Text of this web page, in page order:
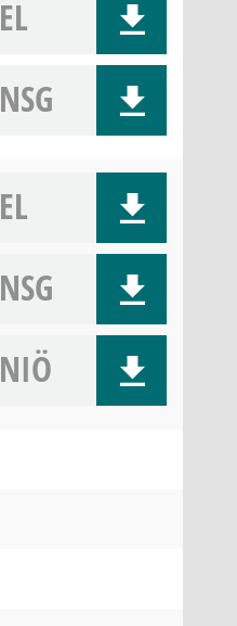
EL
NSG
EL
NSG
NIÖ